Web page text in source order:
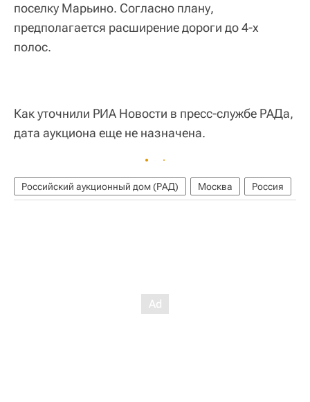
поселку Марьино. Согласно плану,
предполагается расширение дороги до 4-х
полос.
Как уточнили РИА Новости в пресс-службе РАДа,
дата аукциона еще не назначена.
Российский аукционный дом (РАД) Москва Россия